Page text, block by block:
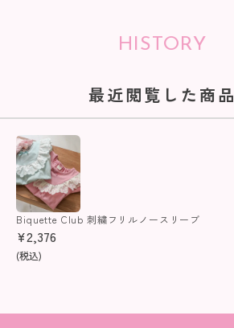
HISTORY
最近閲覧した商品
Biquette Club 刺繍フリルノースリーブ
¥2,376
(税込)